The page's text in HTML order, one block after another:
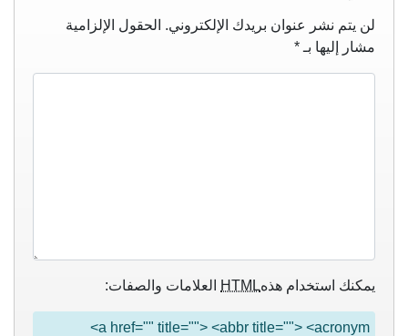
لن يتم نشر عنوان بريدك الإلكتروني. الحقول الإلزامية
مشار إليها بـ *
يمكنك استخدام هذهHTML العلامات والصفات:
<a href="" title=""> <abbr title=""> <acronym